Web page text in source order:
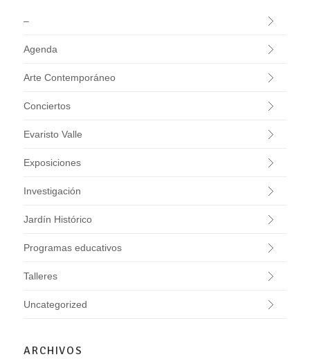
–
Agenda
Arte Contemporáneo
Conciertos
Evaristo Valle
Exposiciones
Investigación
Jardín Histórico
Programas educativos
Talleres
Uncategorized
ARCHIVOS